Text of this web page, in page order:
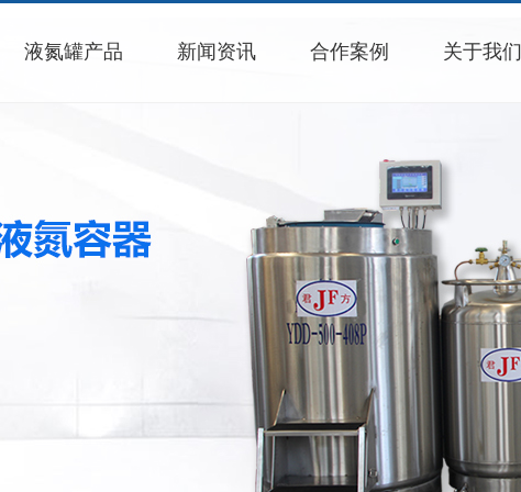
液氮罐产品 新闻资讯 合作案例 关于我们